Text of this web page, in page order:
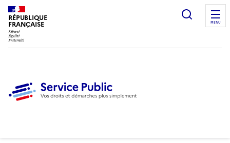
RÉPUBLIQUE
FRANÇAISE
Ouvrir
MENU